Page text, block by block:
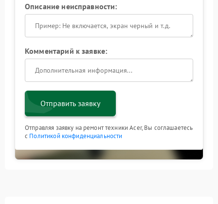
Описание неисправности:
Комментарий к заявке:
Отправить заявку
Отправляя заявку на ремонт техники Acer, Вы соглашаетесь
с Политикой конфиденциальности